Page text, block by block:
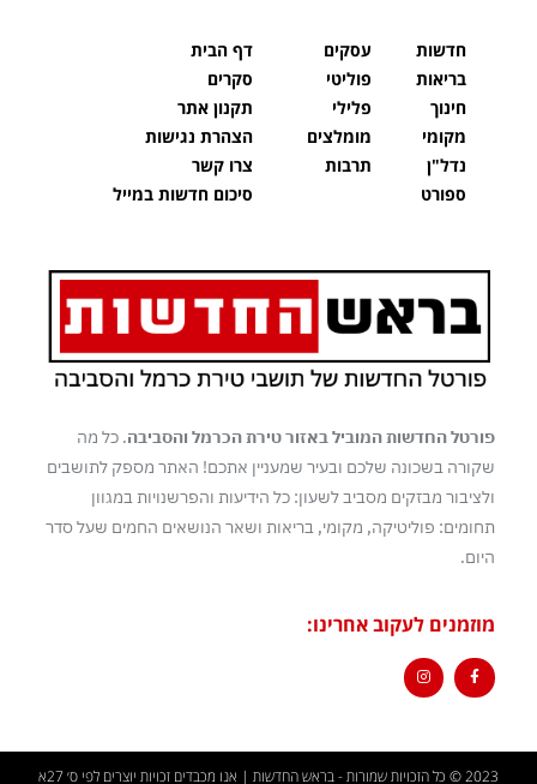
חדשות
בריאות
חינוך
מקומי
נדל"ן
ספורט
עסקים
פוליטי
פלילי
מומלצים
תרבות
דף הבית
סקרים
תקנון אתר
הצהרת נגישות
צרו קשר
סיכום חדשות במייל
פורטל החדשות המוביל באזור טירת הכרמל והסביבה. כל מה
שקורה בשכונה שלכם ובעיר שמעניין אתכם! האתר מספק לתושבים
ולציבור מבזקים מסביב לשעון: כל הידיעות והפרשנויות במגוון
תחומים: פוליטיקה, מקומי, בריאות ושאר הנושאים החמים שעל סדר
היום.
מוזמנים לעקוב אחרינו:
2023 © כל הזכויות שמורות - בראש החדשות | אנו מכבדים זכויות יוצרים לפי ס׳ 27א